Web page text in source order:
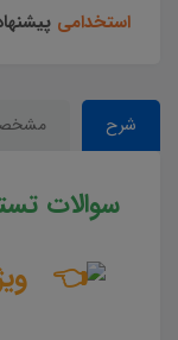
استخدامی
شرح
سوالات